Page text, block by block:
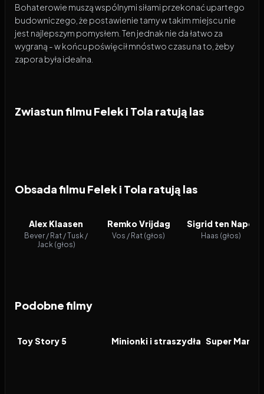
Bohaterowie muszą wspólnymi siłami przekonać upartego
budowniczego, że postawienie tamy w takim miejscu nie
jest najlepszym pomysłem. Ten jednak nie da łatwo za
wygraną - w końcu poświęcił mnóstwo czasu na to, żeby
zapora była idealna.
Zwiastun filmu Felek i Tola ratują las
Obsada filmu Felek i Tola ratują las
Alex Klaasen
Bever / Rat / Tusk /
Jack (głos)
Remko Vrijdag
Vos / Rat (głos)
Sigrid ten Napel
Haas (głos)
Podobne filmy
FILM
Toy Story 5 FILM
Minionki i straszydła FILM